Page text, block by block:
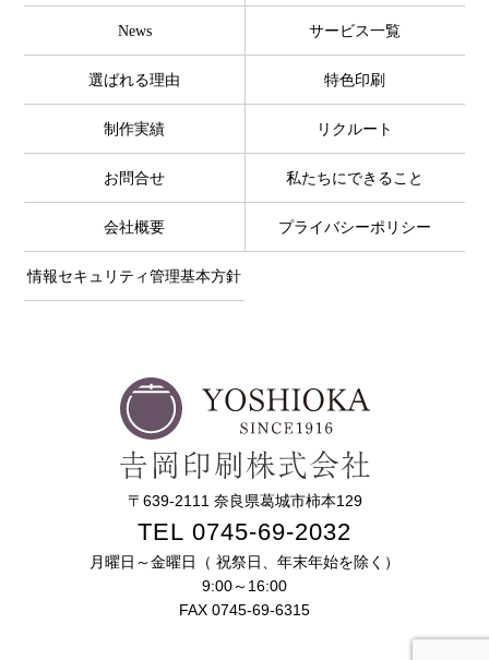
News サービス一覧
選ばれる理由 特色印刷
制作実績 リクルート
お問合せ 私たちにできること
会社概要 プライバシーポリシー
情報セキュリティ管理基本方針
〒639-2111 奈良県葛城市柿本129
TEL 0745-69-2032
月曜日～金曜日（ 祝祭日、年末年始を除く）
9:00～16:00
FAX 0745-69-6315